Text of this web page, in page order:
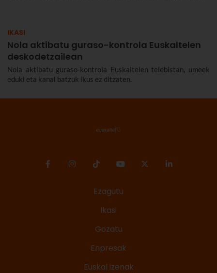
IKASI
Nola aktibatu guraso-kontrola Euskaltelen
deskodetzailean
Nola aktibatu guraso-kontrola Euskaltelen telebistan, umeek
eduki eta kanal batzuk ikus ez ditzaten.
Ezagutu
Ikasi
Gozatu
Enpresak
Euskal izenak